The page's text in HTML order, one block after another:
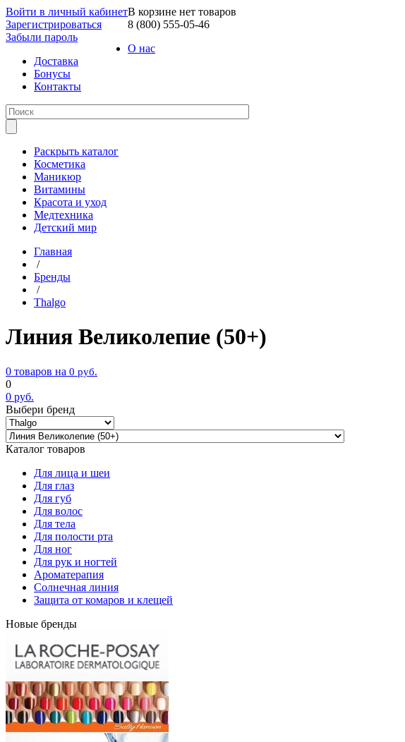
Войти в личный кабинет
Зарегистрироваться
Забыли пароль
В корзине нет товаров
8 (800) 555-05-46
О нас
Доставка
Бонусы
Контакты
Раскрыть каталог
Косметика
Маникюр
Витамины
Красота и уход
Медтехника
Детский мир
Главная
/
Бренды
/
Thalgo
Линия Великолепие (50+)
0 товаров на 0 руб.
0
0 руб.
Выбери бренд
Каталог товаров
Для лица и шеи
Для глаз
Для губ
Для волос
Для тела
Для полости рта
Для ног
Для рук и ногтей
Ароматерапия
Солнечная линия
Защита от комаров и клещей
Новые бренды